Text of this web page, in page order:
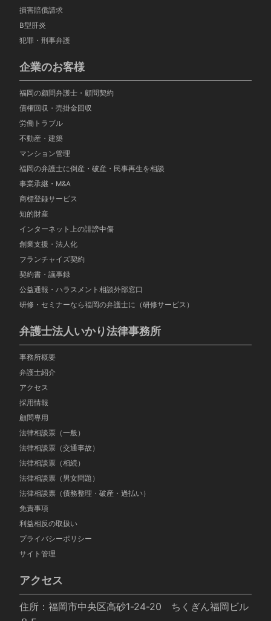
損害賠償請求
B型肝炎
犯罪・刑事弁護
企業のお客様
福岡の顧問弁護士・顧問契約
債権回収・売掛金回収
労働トラブル
不動産・建築
マンション管理
福岡の弁護士に倒産・破産・民事再生を相談
事業承継・M&A
商標登録サービス
知的財産
インターネット上の誹謗中傷
創業支援・法人化
フランチャイズ契約
契約書・議事録
公益通報・ハラスメント相談外部窓口
研修・セミナーなら福岡の弁護士に（研修サービス）
弁護士法人いかり法律事務所
事務所概要
弁護士紹介
アクセス
採用情報
顧問専用
法律相談票（一般）
法律相談票（交通事故）
法律相談票（相続）
法律相談票（男女問題）
法律相談票（債務整理・破産・過払い）
免責事項
利益相反の取扱い
プライバシーポリシー
サイト管理
アクセス
住所：福岡市中央区高砂1-24-20 ちくぎん福岡ビル